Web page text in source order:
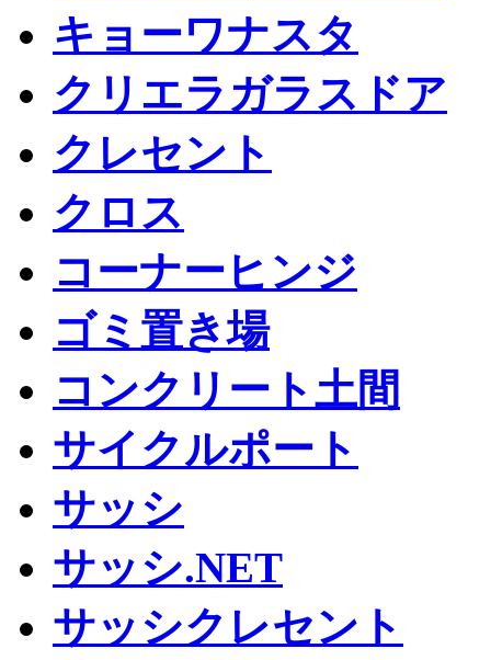
キョーワナスタ
クリエラガラスドア
クレセント
クロス
コーナーヒンジ
ゴミ置き場
コンクリート土間
サイクルポート
サッシ
サッシ.NET
サッシクレセント